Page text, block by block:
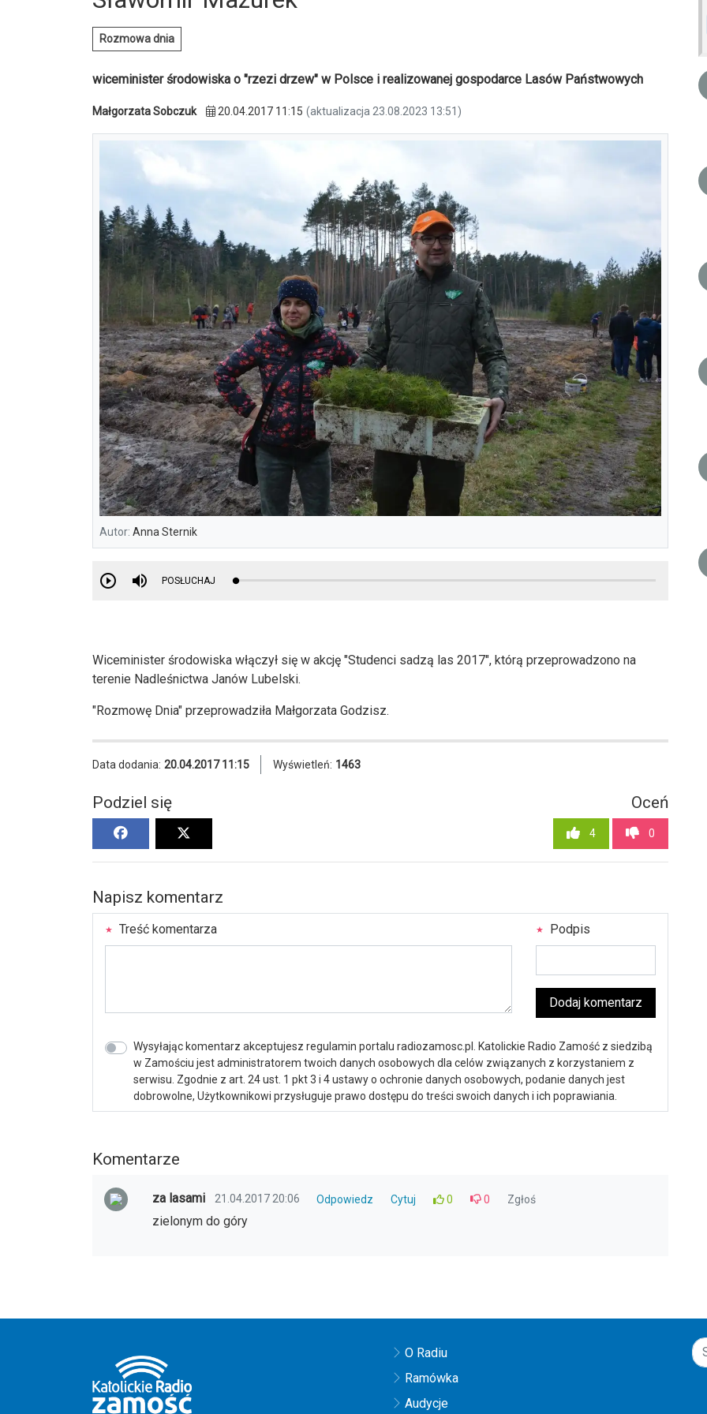
Rozmowa dnia
wiceminister środowiska o "rzezi drzew" w Polsce i realizowanej gospodarce Lasów Państwowych
Małgorzata Sobczuk 20.04.2017 11:15 (aktualizacja 23.08.2023 13:51)
Autor: Anna Sternik
POSŁUCHAJ
Wiceminister środowiska włączył się w akcję "Studenci sadzą las 2017", którą przeprowadzono na
terenie Nadleśnictwa Janów Lubelski.
"Rozmowę Dnia" przeprowadziła Małgorzata Godzisz.
Data dodania: 20.04.2017 11:15 Wyświetleń: 1463
Podziel się Oceń
4 0
Napisz komentarz
Treść komentarza Podpis
Dodaj komentarz
Wysyłając komentarz akceptujesz regulamin portalu radiozamosc.pl. Katolickie Radio Zamość z siedzibą
w Zamościu jest administratorem twoich danych osobowych dla celów związanych z korzystaniem z
serwisu. Zgodnie z art. 24 ust. 1 pkt 3 i 4 ustawy o ochronie danych osobowych, podanie danych jest
dobrowolne, Użytkownikowi przysługuje prawo dostępu do treści swoich danych i ich poprawiania.
Komentarze
za lasami 21.04.2017 20:06 Odpowiedz Cytuj 0 0 Zgłoś
zielonym do góry
O Radiu
Ramówka
Audycje